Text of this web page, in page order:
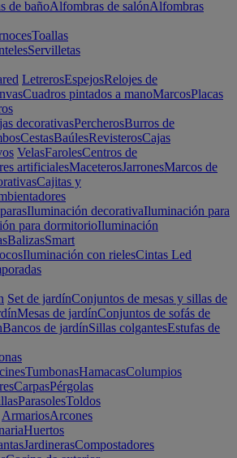
de bañoAlfombras de salónAlfombras
Toallas
Servilletas
LetrerosEspejosRelojes de
Cuadros pintados a manoMarcosPlacas
decorativasPercherosBurros de
CestasBaúlesRevisterosCajas
VelasFarolesCentros de
artificialesMaceterosJarronesMarcos de
Cajitas y
Iluminación decorativaIluminación para
para dormitorioIluminación
BalizasSmart
Iluminación con rielesCintas Led
Set de jardínConjuntos de mesas y sillas de
Mesas de jardínConjuntos de sofás de
Bancos de jardínSillas colgantesEstufas de
TumbonasHamacasColumpios
CarpasPérgolas
ParasolesToldos
ArmariosArcones
Huertos
JardinerasCompostadores